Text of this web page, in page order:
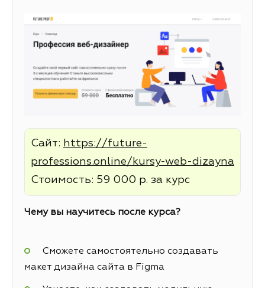
Сайт: https://future-
professions.online/kursy-web-dizayna
Стоимость: 59 000 р. за курс
Чему вы научитесь после курса?
Сможете самостоятельно создавать
макет дизайна сайта в Figma